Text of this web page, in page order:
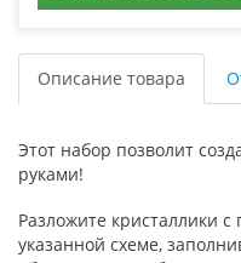
Описание товара
Этот набор позволит
руками!
Разложите кристаллики
указанной схеме,